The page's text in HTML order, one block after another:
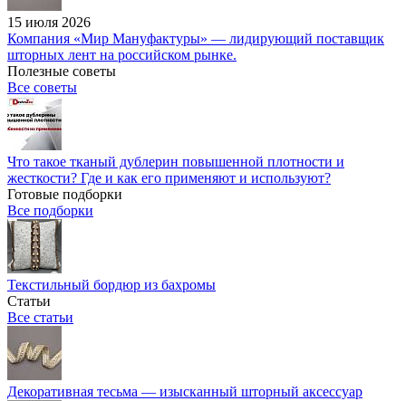
15 июля 2026
Компания «Мир Мануфактуры» — лидирующий поставщик
шторных лент на российском рынке.
Полезные советы
Все советы
Что такое тканый дублерин повышенной плотности и
жесткости? Где и как его применяют и используют?
Готовые подборки
Все подборки
Текстильный бордюр из бахромы
Статьи
Все статьи
Декоративная тесьма — изысканный шторный аксессуар